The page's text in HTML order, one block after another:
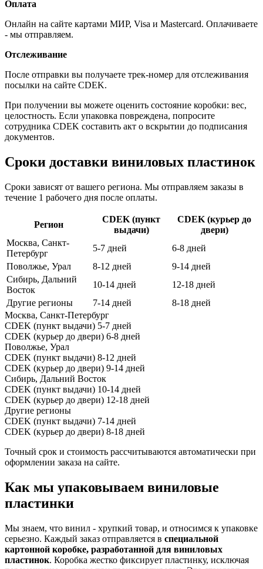
Оплата
Онлайн на сайте картами МИР, Visa и Mastercard. Оплачиваете
- мы отправляем.
Отслеживание
После отправки вы получаете трек-номер для отслеживания
посылки на сайте CDEK.
При получении вы можете оценить состояние коробки: вес,
целостность. Если упаковка повреждена, попросите
сотрудника CDEK составить акт о вскрытии до подписания
документов.
Сроки доставки виниловых пластинок
Сроки зависят от вашего региона. Мы отправляем заказы в
течение 1 рабочего дня после оплаты.
Регион
CDEK (пункт
выдачи)
CDEK (курьер до
двери)
Москва, Санкт-
Петербург
5-7 дней
6-8 дней
Поволжье, Урал
8-12 дней
9-14 дней
Сибирь, Дальний
Восток
10-14 дней
12-18 дней
Другие регионы
7-14 дней
8-18 дней
Москва, Санкт-Петербург
CDEK (пункт выдачи) 5-7 дней
CDEK (курьер до двери) 6-8 дней
Поволжье, Урал
CDEK (пункт выдачи) 8-12 дней
CDEK (курьер до двери) 9-14 дней
Сибирь, Дальний Восток
CDEK (пункт выдачи) 10-14 дней
CDEK (курьер до двери) 12-18 дней
Другие регионы
CDEK (пункт выдачи) 7-14 дней
CDEK (курьер до двери) 8-18 дней
Точный срок и стоимость рассчитываются автоматически при
оформлении заказа на сайте.
Как мы упаковываем виниловые
пластинки
Мы знаем, что винил - хрупкий товар, и относимся к упаковке
серьезно. Каждый заказ отправляется в специальной
картонной коробке, разработанной для виниловых
пластинок. Коробка жестко фиксирует пластинку, исключая